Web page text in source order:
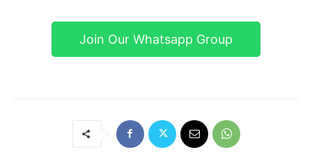
Join Our Whatsapp Group